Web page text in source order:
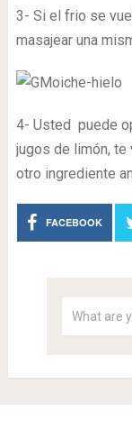
3- Si el frio se
masajear una
4- Usted puede
jugos de limón, te
otro ingrediente
FACEBOOK